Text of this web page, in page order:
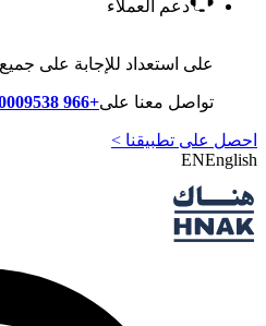
دعم العملاء
على استعداد للإجابة على
تواصل معنا على+966 920009538
احصل على تطبيقنا >
ENEnglish